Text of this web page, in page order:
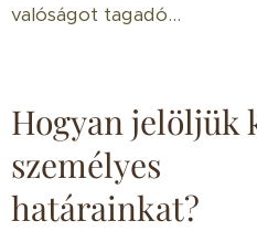
valóságot tagadó...
Hogyan jelöljük
személyes
határainkat?